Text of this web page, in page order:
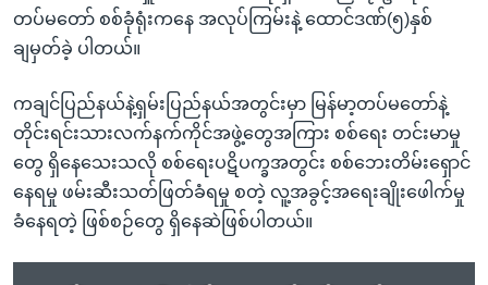
တပ်မတော် စစ်ခုံရုံးကနေ အလုပ်ကြမ်းနဲ့ ထောင်ဒဏ်(၅)နှစ်
ချမှတ်ခဲ့ ပါတယ်။
ကချင်ပြည်နယ်နဲ့ရှမ်းပြည်နယ်အတွင်းမှာ မြန်မာ့တပ်မတော်နဲ့
တိုင်းရင်းသားလက်နက်ကိုင်အဖွဲ့တွေအကြား စစ်ရေး တင်းမာမှု
တွေ ရှိနေသေးသလို စစ်ရေးပဋိပက္ခအတွင်း စစ်ဘေးတိမ်းရှောင်
နေရမှု ဖမ်းဆီးသတ်ဖြတ်ခံရမှု စတဲ့ လူ့အခွင့်အရေးချိုးဖေါက်မှု
ခံနေရတဲ့ ဖြစ်စဉ်တွေ ရှိနေဆဲဖြစ်ပါတယ်။